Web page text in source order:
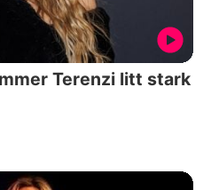
Terenzi litt stark